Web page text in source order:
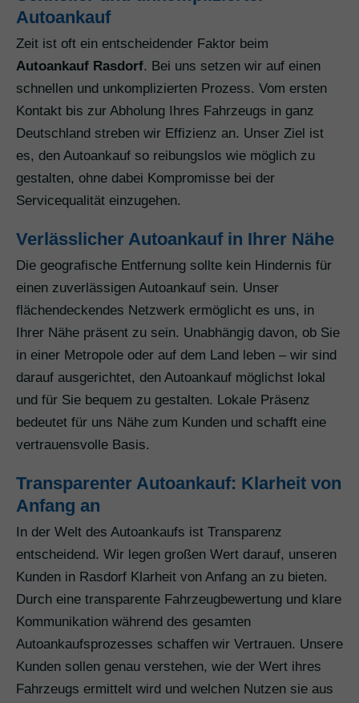
Autoankauf
Zeit ist oft ein entscheidender Faktor beim
Autoankauf Rasdorf. Bei uns setzen wir auf einen
schnellen und unkomplizierten Prozess. Vom ersten
Kontakt bis zur Abholung Ihres Fahrzeugs in ganz
Deutschland streben wir Effizienz an. Unser Ziel ist
es, den Autoankauf so reibungslos wie möglich zu
gestalten, ohne dabei Kompromisse bei der
Servicequalität einzugehen.
Verlässlicher Autoankauf in Ihrer Nähe
Die geografische Entfernung sollte kein Hindernis für
einen zuverlässigen Autoankauf sein. Unser
flächendeckendes Netzwerk ermöglicht es uns, in
Ihrer Nähe präsent zu sein. Unabhängig davon, ob Sie
in einer Metropole oder auf dem Land leben – wir sind
darauf ausgerichtet, den Autoankauf möglichst lokal
und für Sie bequem zu gestalten. Lokale Präsenz
bedeutet für uns Nähe zum Kunden und schafft eine
vertrauensvolle Basis.
Transparenter Autoankauf: Klarheit von
Anfang an
In der Welt des Autoankaufs ist Transparenz
entscheidend. Wir legen großen Wert darauf, unseren
Kunden in Rasdorf Klarheit von Anfang an zu bieten.
Durch eine transparente Fahrzeugbewertung und klare
Kommunikation während des gesamten
Autoankaufsprozesses schaffen wir Vertrauen. Unsere
Kunden sollen genau verstehen, wie der Wert ihres
Fahrzeugs ermittelt wird und welchen Nutzen sie aus